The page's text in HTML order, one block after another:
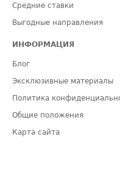
Средние ставки
Выгодные направления
ИНФОРМАЦИЯ
Блог
Эксклюзивные материалы
Политика
Общие положения
Карта сайта